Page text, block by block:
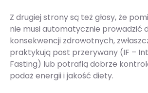
Z drugiej strony są też głosy, że
nie musi automatycznie prowadzić
konsekwencji zdrowotnych,
praktykują post przerywany (IF –
Fasting) lub potrafią dobrze
podaż energii i jakość diety.